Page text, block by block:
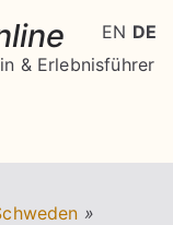
& Erlebnisführer
»
EN DE